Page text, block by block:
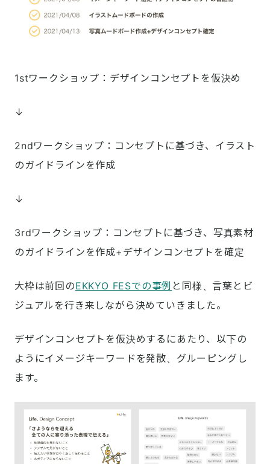
1stワークショップ：デザインコンセプトを仮決め
↓
2ndワークショップ：コンセプトに基づき、イラスト
のガイドラインを作成
↓
3rdワークショップ：コンセプトに基づき、写真素材
のガイドラインを作成+デザインコンセプトを確定
大枠は前回のEKKYO FESでの事例 と同様、言葉とビ
ジュアルを行き来しながら決めていきました。
デザインコンセプトを仮決めするにあたり、以下の
ようにイメージキーワードを発散、グルーピングし
ます。